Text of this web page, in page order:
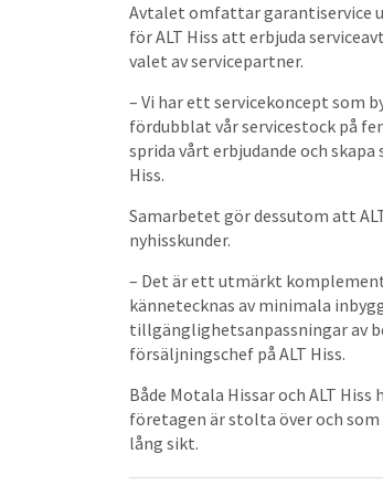
Avtalet omfattar garantiservice
för ALT Hiss att erbjuda
valet av servicepartner.
– Vi har ett servicekoncept som
fördubblat vår servicestock på
sprida vårt erbjudande och
Hiss.
Samarbetet gör dessutom att
nyhisskunder.
– Det är ett utmärkt
kännetecknas av minimala
tillgänglighetsanpassningar av
försäljningschef på ALT Hiss.
Både Motala Hissar och ALT
företagen är stolta över och som
lång sikt.